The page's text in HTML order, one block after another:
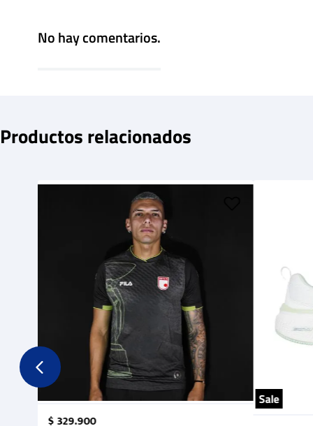
No hay comentarios.
Productos relacionados
$329.900
Sale